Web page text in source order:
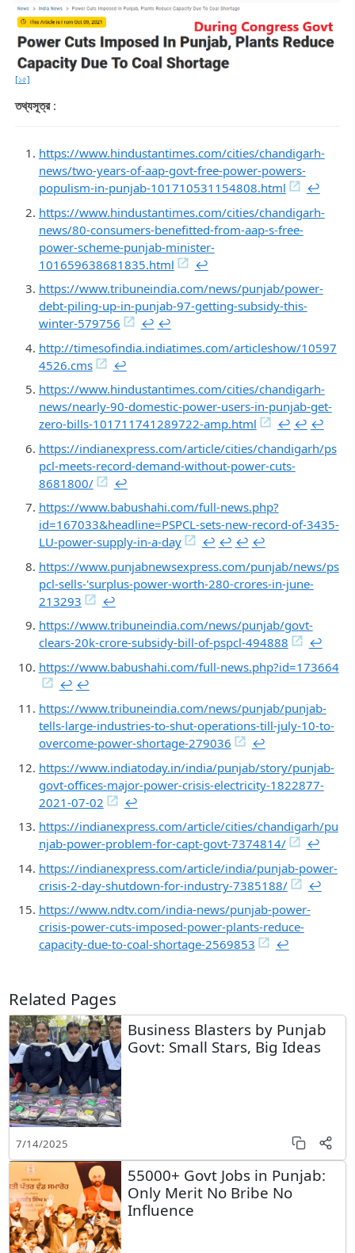
[১৫]
তথ্যসূত্র:
https://www.hindustantimes.com/cities/chandigarh-
news/two-years-of-aap-govt-free-power-powers-
populism-in-punjab-101710531154808.html
↩︎
https://www.hindustantimes.com/cities/chandigarh-
news/80-consumers-benefitted-from-aap-s-free-
power-scheme-punjab-minister-
101659638681835.html
↩︎
https://www.tribuneindia.com/news/punjab/power-
debt-piling-up-in-punjab-97-getting-subsidy-this-
winter-579756
↩︎ ↩︎
http://timesofindia.indiatimes.com/articleshow/10597
4526.cms
↩︎
https://www.hindustantimes.com/cities/chandigarh-
news/nearly-90-domestic-power-users-in-punjab-get-
zero-bills-101711741289722-amp.html
↩︎ ↩︎ ↩︎
https://indianexpress.com/article/cities/chandigarh/ps
pcl-meets-record-demand-without-power-cuts-
8681800/
↩︎
https://www.babushahi.com/full-news.php?
id=167033&headline=PSPCL-sets-new-record-of-3435-
LU-power-supply-in-a-day
↩︎ ↩︎ ↩︎ ↩︎
https://www.punjabnewsexpress.com/punjab/news/ps
pcl-sells-'surplus-power-worth-280-crores-in-june-
213293
↩︎
https://www.tribuneindia.com/news/punjab/govt-
clears-20k-crore-subsidy-bill-of-pspcl-494888
↩︎
https://www.babushahi.com/full-news.php?id=173664
↩︎ ↩︎
https://www.tribuneindia.com/news/punjab/punjab-
tells-large-industries-to-shut-operations-till-july-10-to-
overcome-power-shortage-279036
↩︎
https://www.indiatoday.in/india/punjab/story/punjab-
govt-offices-major-power-crisis-electricity-1822877-
2021-07-02
↩︎
https://indianexpress.com/article/cities/chandigarh/pu
njab-power-problem-for-capt-govt-7374814/
↩︎
https://indianexpress.com/article/india/punjab-power-
crisis-2-day-shutdown-for-industry-7385188/
↩︎
https://www.ndtv.com/india-news/punjab-power-
crisis-power-cuts-imposed-power-plants-reduce-
capacity-due-to-coal-shortage-2569853
↩︎
Related Pages
Business Blasters by Punjab
Govt: Small Stars, Big Ideas
7/14/2025
55000+ Govt Jobs in Punjab:
Only Merit No Bribe No
Influence